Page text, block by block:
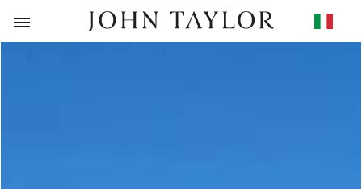
RITORNO